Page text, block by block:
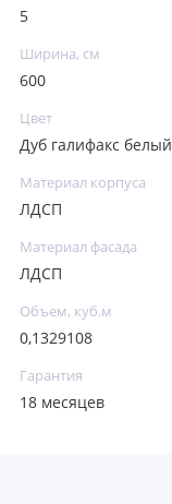
5
Ширина, см
600
Цвет
Дуб галифакс белый
Материал корпуса
ЛДСП
Материал фасада
ЛДСП
Объем, куб.м
0,1329108
Гарантия
18 месяцев